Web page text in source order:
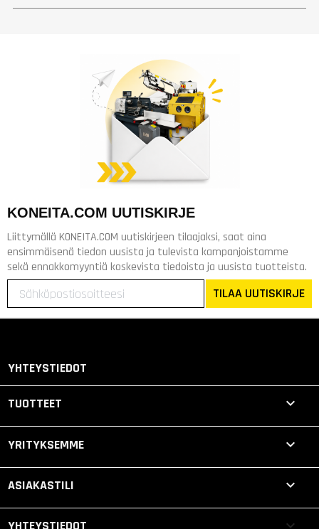
KONEITA.COM UUTISKIRJE
Liittymällä KONEITA.COM uutiskirjeen tilaajaksi, saat aina
ensimmäisenä tiedon uusista ja tulevista kampanjoistamme
sekä ennakkomyyntiä koskevista tiedoista ja uusista tuotteista.
TILAA UUTISKIRJE
YHTEYSTIEDOT
TUOTTEET 
YRITYKSEMME 
ASIAKASTILI 
keyboard_arrow_down